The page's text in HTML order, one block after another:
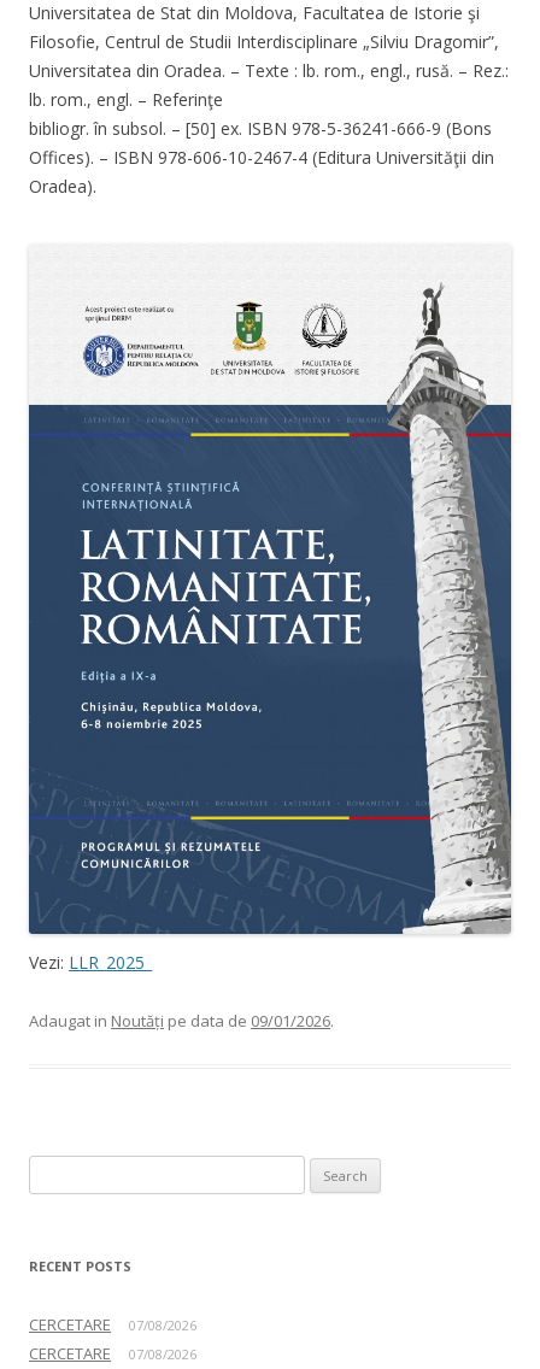
Universitatea de Stat din Moldova, Facultatea de Istorie şi
Filosofie, Centrul de Studii Interdisciplinare „Silviu Dragomir”,
Universitatea din Oradea. – Texte : lb. rom., engl., rusă. – Rez.:
lb. rom., engl. – Referinţe
bibliogr. în subsol. – [50] ex. ISBN 978-5-36241-666-9 (Bons
Offices). – ISBN 978-606-10-2467-4 (Editura Universităţii din
Oradea).
Vezi: LLR_2025_
Adaugat in Noutăți pe data de 09/01/2026.
RECENT POSTS
CERCETARE 07/08/2026
CERCETARE 07/08/2026